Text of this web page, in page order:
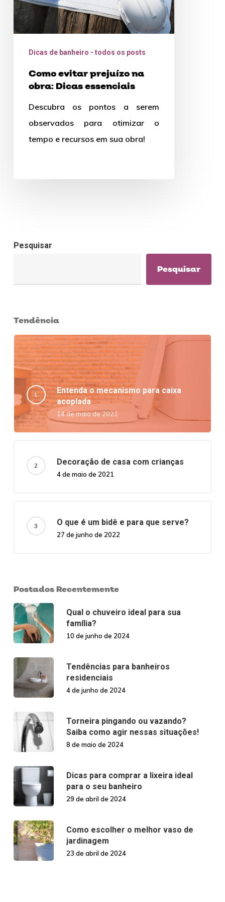
Dicas de banheiro - todos os posts
Como evitar prejuízo na
obra: Dicas essenciais
Descubra os pontos a serem
observados para otimizar o
tempo e recursos em sua obra!
Pesquisar
Pesquisar
Tendência
Entenda o mecanismo para caixa
acoplada
14 de maio de 2021
Decoração de casa com crianças
4 de maio de 2021
O que é um bidê e para que serve?
27 de junho de 2022
Postados Recentemente
Qual o chuveiro ideal para sua
família?
10 de junho de 2024
Tendências para banheiros
residenciais
4 de junho de 2024
Torneira pingando ou vazando?
Saiba como agir nessas situações!
8 de maio de 2024
Dicas para comprar a lixeira ideal
para o seu banheiro
29 de abril de 2024
Como escolher o melhor vaso de
jardinagem
23 de abril de 2024